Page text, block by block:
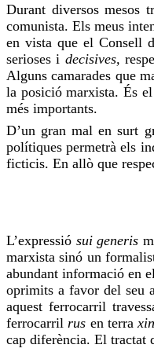
Durant diversos mesos
comunista. Els meus
en vista que el Consell
serioses i decisives,
Alguns camarades que
la posició marxista. És
més importants.
D’un gran mal en surt
polítiques permetrà els
ficticis. En allò que
L’expressió sui generis
marxista sinó un
abundant informació en
oprimits a favor del seu
aquest ferrocarril
ferrocarril rus en terra
cap diferència. El tractat